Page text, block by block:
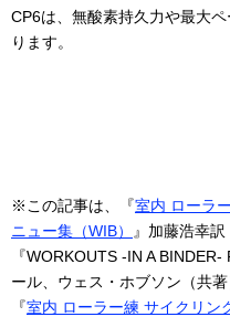
CP6は、無酸素持久力や最大
ります。
※この記事は、『室内 ローラ
ニュー集（WIB）
』加藤浩幸
『WORKOUTS -IN A
ール、ウェス・ホブソン（共
『室内 ローラー練 サイクリン